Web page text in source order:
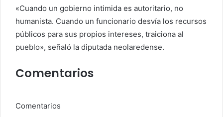
«Cuando un gobierno intimida es autoritario, no
humanista. Cuando un funcionario desvía los recursos
públicos para sus propios intereses, traiciona al
pueblo», señaló la diputada neolaredense.
Comentarios
Comentarios